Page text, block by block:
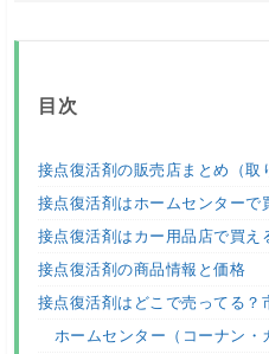
目次
接点復活剤の販売店まとめ（取
接点復活剤はホームセンターで
接点復活剤はカー用品店で買え
接点復活剤の商品情報と価格
接点復活剤はどこで売ってる？
ホームセンター（コーナン・